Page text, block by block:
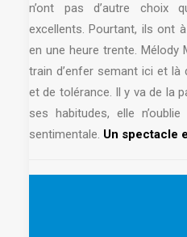
n’ont pas d’autre choix
excellents. Pourtant, ils ont
en une heure trente. Mélody
train d’enfer semant ici et
et de tolérance. Il y va de la
ses habitudes, elle
sentimentale. Un spectacle